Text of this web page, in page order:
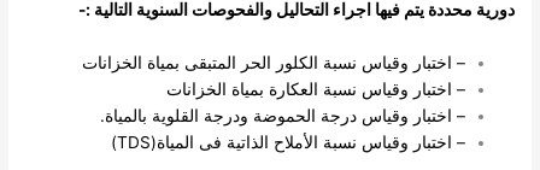
دورية محددة يتم فيها اجراء التحاليل والفحوصات السنوية التالية :-
– اختبار وقياس نسبة الكلور الحر المتبقى بمياة الخزانات
– اختبار وقياس نسبة العكارة بمياة الخزانات
– اختبار وقياس درجة الحموضة ودرجة القلوية بالمياة.
– اختبار وقياس نسبة الأملاح الذاتية فى المياة(TDS)